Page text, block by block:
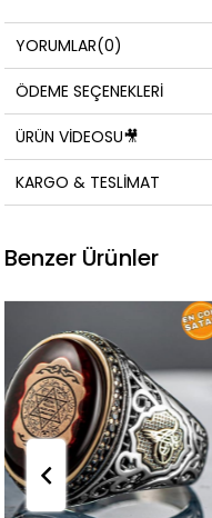
YORUMLAR(0)
ÖDEME SEÇENEKLERI
ÜRÜN VIDEOSU🎥
KARGO & TESLIMAT
Benzer Ürünler